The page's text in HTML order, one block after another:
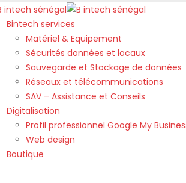
Bintech services
Matériel & Equipement
Sécurités données et locaux
Sauvegarde et Stockage de données
Réseaux et télécommunications
SAV – Assistance et Conseils
Digitalisation
Profil professionnel Google My
Web design
Boutique